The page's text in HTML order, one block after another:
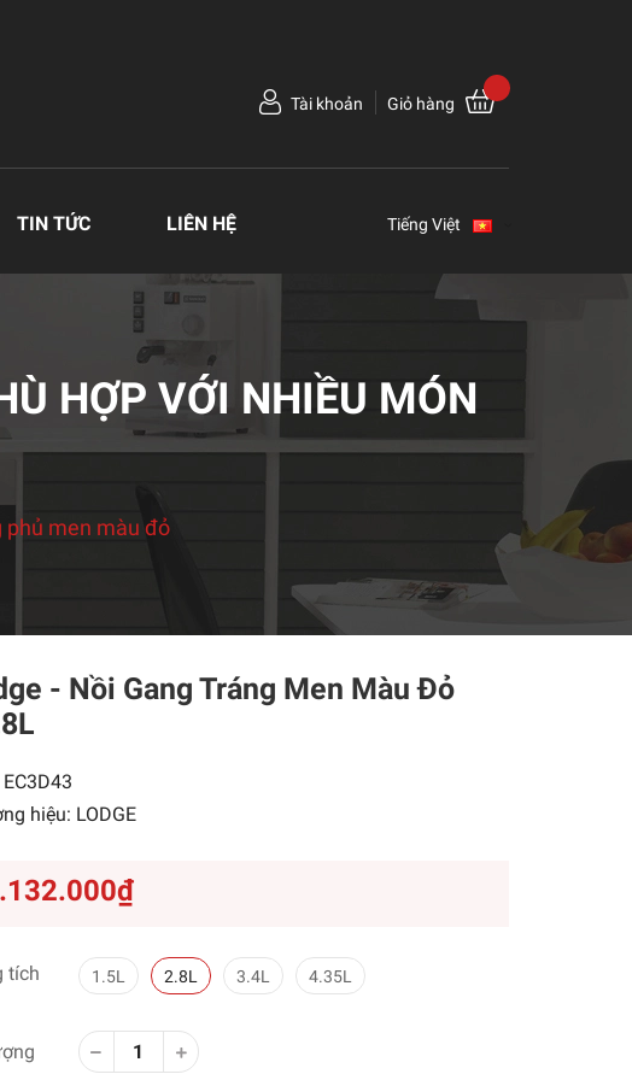
Tài khoản Giỏ hàng
TIN TỨC LIÊN HỆ Tiếng Việt
HỢP VỚI NHIỀU MÓN
phủ men màu đỏ
- Nồi Gang Tráng Men Màu Đỏ
EC3D43
hiệu: LODGE
tích 1.5L 2.8L 3.4L 4.35L